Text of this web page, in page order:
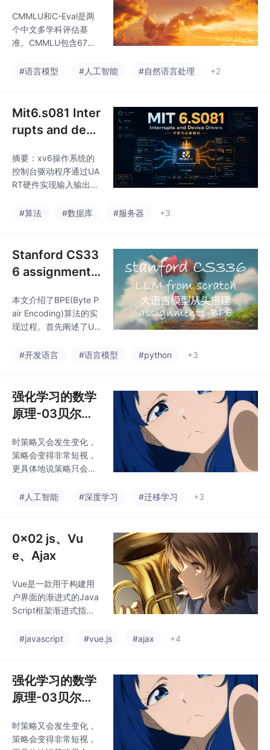
函数。用户输入通过QE
MU模拟的UART硬件进
入系统，存储在环形缓
符时唤醒读取进程。该
CMMLU和C-Eval是两
个中文多学科评估基
准。CMMLU包含67个
评估中文大模型的知识
三个模块。C-Eval涵盖
目，分为4个难度等
ode/evaluator_series
目录下，提供命令行参
数评估功能。两个项目
为中文大语言模型评估
#语言模型 #人工智能 #自然语言处理 +2
Mit6.s081 Inter
rupts and devi
和设备驱动）
摘要：xv6操作系统的
控制台驱动程序通过UA
RT硬件实现输入输出功
console.c)负责处理特
硬件交互。初始化时，c
onsoleinit()调用uartinit
()配置波特率、字符格
函数。用户输入通过QE
MU模拟的UART硬件进
入系统，存储在环形缓
符时唤醒读取进程。该
#算法 #数据库 #服务器 +3
Stanford CS33
6 assignment1
oding (BPE) To
kenizer
本文介绍了BPE(Byte P
air Encoding)算法的实
现过程。首先阐述了Uni
TF-8/UTF-16/UTF-32)
优缺点。BPE作为一种
子词分词技术，通过统
计高频字节对进行合
问题，又能控制词表大
小。文章详细描述了BP
E训练的三个步骤：初始
表；预分词处理文本并
#开发语言 #语言模型 #python +3
强化学习的数学
原理-03贝尔曼
时策略又会发生变化，
策略会变得非常短视，
更具体地说策略只会关
式就是已知红色量求出
理就可以解决贝尔曼最
优公式了。求解不动点
的算法：这是一个迭代
收敛的速度会非常快
（以指数的速度收
敛），这样导致的结果
到达不了。这个方程，
尔曼最优公式就可以利
用上面的。基于上面的
#人工智能 #深度学习 #迁移学习 +3
0x02 js、Vu
e、Ajax
Vue是一款用于构建用
户界面的渐进式的Java
Script框架渐进式指的
分来构建我们的页面< b
h1 > </ div > < script t
ype = " module " > //
1. 导入Vue import {dat
#javascript #vue.js #ajax +4
强化学习的数学
原理-03贝尔曼
时策略又会发生变化，
策略会变得非常短视，